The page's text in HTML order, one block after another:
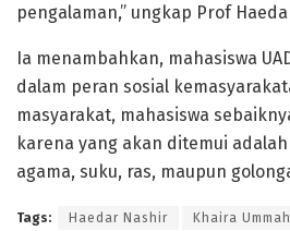
pengalaman,” ungkap Prof
Ia menambahkan, mahasiswa
dalam peran sosial
masyarakat, mahasiswa
karena yang akan ditemui
agama, suku, ras, maupun
Tags: Haedar Nashir Khaira Ummah